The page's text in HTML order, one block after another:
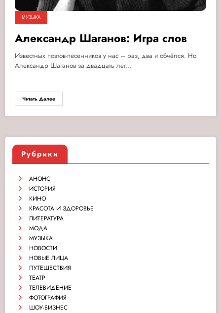
МУЗЫКА
Александр Шаганов: Игра слов
Известных поэтов-песенников у нас – раз, два и обчёлся. Но
Александр Шаганов за двадцать лет…
Читать Далее
Рубрики
АНОНС
ИСТОРИЯ
КИНО
КРАСОТА И ЗДОРОВЬЕ
ЛИТЕРАТУРА
МОДА
МУЗЫКА
НОВОСТИ
НОВЫЕ ЛИЦА
ПУТЕШЕСТВИЯ
ТЕАТР
ТЕЛЕВИДЕНИЕ
ФОТОГРАФИЯ
ШОУ-БИЗНЕС